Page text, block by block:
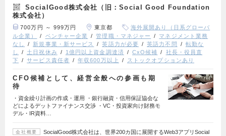
SocialGood株式会社（旧：Social Good Foundation
株式会社）
700万円 ～ 999万円 東京都
海外展開あり（日系グローバ
ル企業）
ベンチャー企業 管理職・マネジャー
マネジメント業務
なし
新規事業・新サービス 英語力が必要 英語力不問
転勤な
し
土日祝休み 1億円以上資金調達済 CxO候補
社長・役員直
下
サービス責任者 年収600万以上 ストックオプションあり
CFO候補として、経営全般への参画も期
待
・資金繰り計画の作成・運用 ・銀行融資・信用保証協会な
どによるデットファイナンス交渉 ・VC・投資家向け財務モ
デル・IR資料…
会社概要
SocialGood株式会社は、世界200カ国に展開するWeb3アプリSocial